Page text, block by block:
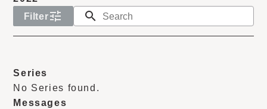
Filtertune search
o
s
e
Series
No Series found.
Messages